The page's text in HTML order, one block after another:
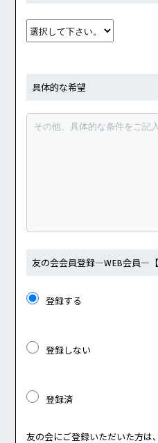
具体的な希望
友の会会員登録―WEB会員―
登録する
登録しない
登録済
友の会にご登録いただいた方は